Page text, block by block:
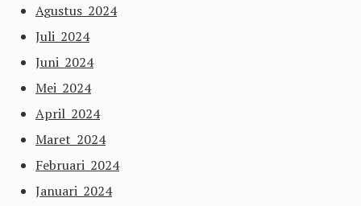
Agustus 2024
Juli 2024
Juni 2024
Mei 2024
April 2024
Maret 2024
Februari 2024
Januari 2024